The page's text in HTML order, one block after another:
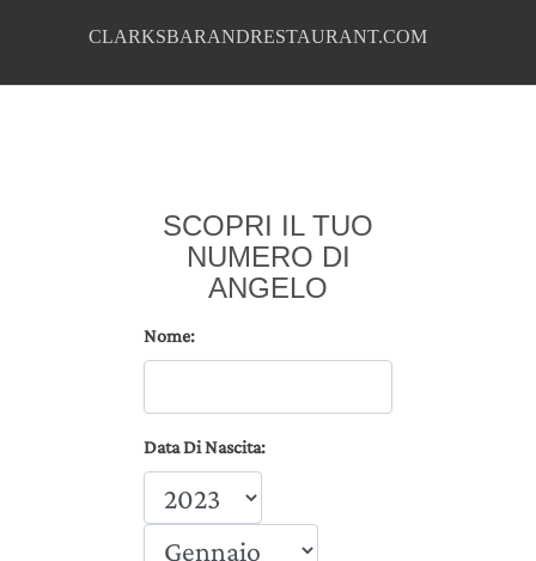
CLARKSBARANDRESTAURANT.COM
SCOPRI IL TUO
NUMERO DI
ANGELO
Nome:
Data Di Nascita: